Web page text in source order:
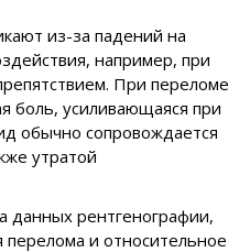
из-за падений на
например, при
При переломе
боль, усиливающаяся при
обычно сопровождается
утратой
данных рентгенографии,
и относительное